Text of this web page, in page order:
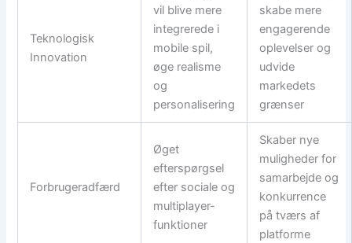
Teknologisk
Innovation
vil blive mere
integrerede i
mobile spil,
øge realisme
og
personalisering
skabe mere
engagerende
oplevelser og
udvide
markedets
grænser
Forbrugeradfærd
Øget
efterspørgsel
efter sociale og
multiplayer-
funktioner
Skaber nye
muligheder for
samarbejde og
konkurrence
på tværs af
platforme